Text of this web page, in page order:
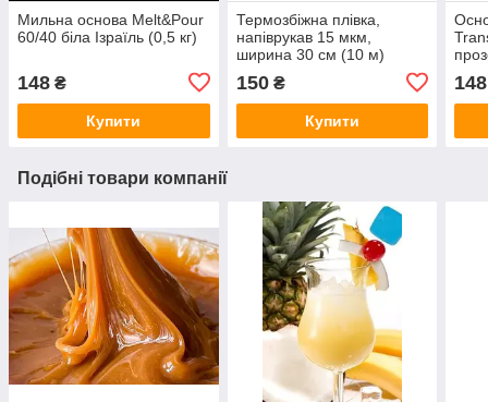
Мильна основа Melt&Pour
60/40 біла Ізраїль (0,5 кг)
148 ₴
Купити
Термозбіжна плівка,
напіврукав 15 мкм,
ширина 30 см (10 м)
150₴
Купити
148
Подібні товари компанії